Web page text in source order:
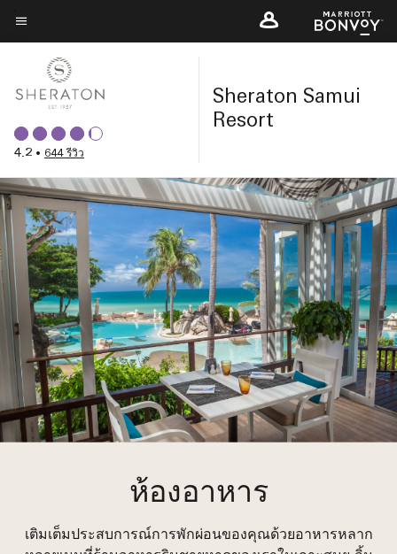
Skip
to
main
content
ข้อความเมนู
4.2 • 644 รีวิว
Sheraton Samui
Resort
ห้องอาหาร
เติมเต็มประสบการณ์การพักผ่อนของคุณด้วยอาหารหลาก